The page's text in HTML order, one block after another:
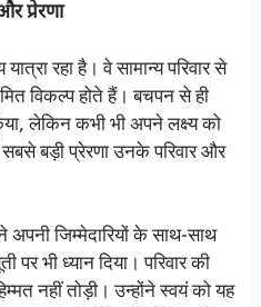
प्रेरणा
रहा है। वे सामान्य परिवार से
विकल्प होते हैं। बचपन से ही
लेकिन कभी भी अपने लक्ष्य को
बड़ी प्रेरणा उनके परिवार और
अपनी जिम्मेदारियों के साथ-साथ
भी ध्यान दिया। परिवार की
नहीं तोड़ी। उन्होंने स्वयं को यह